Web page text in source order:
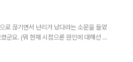
면 취하고 나 한 얘기를 또하고 이젠 너 남
늘 술이야 맨날 술이야 널 잃고 이렇게 내가
야 널 잃고 이렇게 우리 영영 이젠 우리..
로 끊기면서 난리가 났다라는 소문을 들었
군요. (뭐 현재 시점으론 원인에 대해선 정
에서 과전압이 걸렸나 보군요. 현시간 올블